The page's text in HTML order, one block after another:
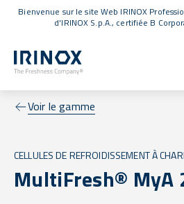
Bienvenue sur le site Web IRINOX
d'IRINOX S.p.A., certifiée B
Voir le gamme
CELLULES DE REFROIDISSEMENT À
MultiFresh® MyA